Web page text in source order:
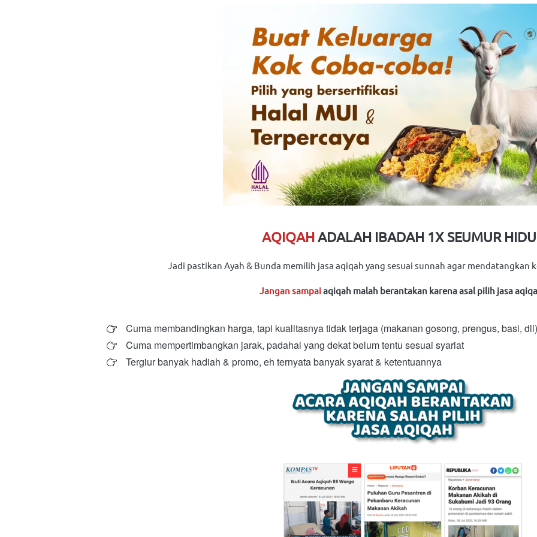
AQIQAHADALAH IBADAH 1X SEUMUR
Jadi pastikan Ayah & Bunda memilih jasa aqiqah yang sesuai sunnah agar mendatangkan
Jangan sampaiaqiqah malah berantakan karena asal pilih jasa
Cuma membandingkan harga, tapi kualitasnya tidak terjaga (makanan gosong, prengus, basi,
Cuma mempertimbangkan jarak, padahal yang dekat belum tentu sesuai syariat
Tergiur banyak hadiah & promo, eh ternyata banyak syarat & ketentuannya